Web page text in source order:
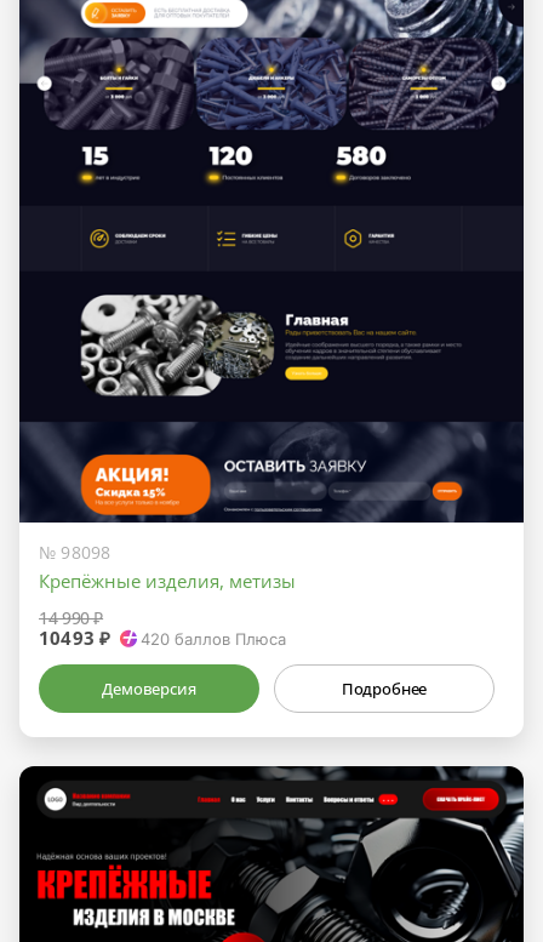
№ 98098
Крепёжные изделия, метизы
14 990 ₽
10493 ₽ 420 баллов Плюса
Демоверсия Подробнее